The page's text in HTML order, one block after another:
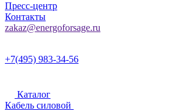
Пресс-центр
Контакты
zakaz@energoforsage.ru
+7(495) 983-34-56
Каталог
Кабель силовой